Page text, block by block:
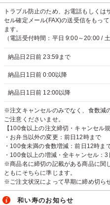
トラブル防止のため、お電話もしく
セル確定メール(FAX)の送受信をもっ
ます。
（電話受付時間：平日 9:00～20:00 /
納品日2日前 23:59まで
納品日1日前 0:00以降
納品日1日前 12:00以降
※注文キャンセルのみでなく、食数減
ご注意くださいませ。
【100食以上の注文締切・キャンセル規
・お弁当以外の変更：前日12時まで
・100食未満の食数増減：前日12時ま
・100食以上の増減・全キャンセル：
※商品名に締切の記載がある商品に関
ともにそちらに準じます。
※ご注文状況によって早期に締め切ら
和い寿のお知らせ